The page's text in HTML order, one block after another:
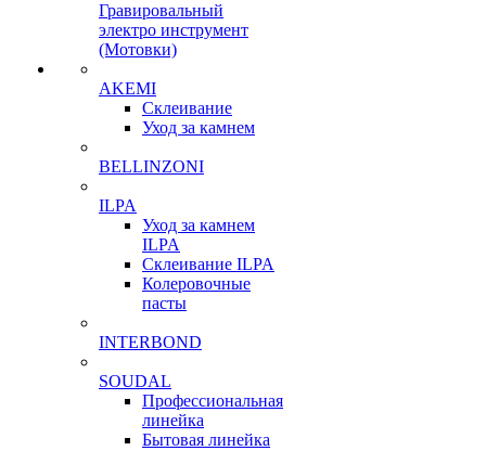
Гравировальный
электро инструмент
(Мотовки)
AKEMI
Склеивание
Уход за камнем
BELLINZONI
ILPA
Уход за камнем
ILPA
Склеивание ILPA
Колеровочные
пасты
INTERBOND
SOUDAL
Профессиональная
линейка
Бытовая линейка